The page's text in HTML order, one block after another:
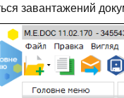
завантажений